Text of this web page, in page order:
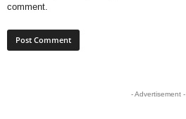
comment.
- Advertisement -